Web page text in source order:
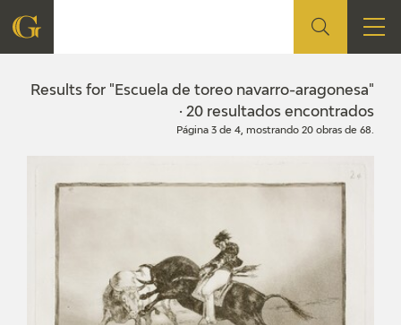
FOUNDATION
CONTACT
Results for "Escuela de toreo navarro-aragonesa"
· 20 resultados encontrados
Página 3 de 4, mostrando 20 obras de 68.